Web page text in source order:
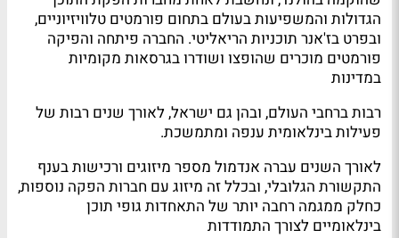
הגדולות והמשפיעות בעולם בתחום פורמטים טלוויזיוניים,
ובפרט בז'אנר תוכניות הריאליטי. החברה פיתחה והפיקה
פורמטים מוכרים שהופצו ושודרו בגרסאות מקומיות
במדינות
רבות ברחבי העולם, ובהן גם ישראל, לאורך שנים רבות של
פעילות בינלאומית ענפה ומתמשכת.
לאורך השנים עברה אנדמול מספר מיזוגים ורכישות בענף
התקשורת הגלובלי, ובכלל זה מיזוג עם חברות הפקה נוספות,
כחלק ממגמה רחבה יותר של התאחדות גופי תוכן
בינלאומיים לצורך התמודדות